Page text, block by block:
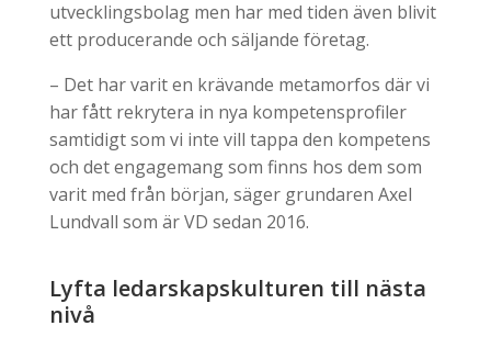
utvecklingsbolag men har med tiden även blivit
ett producerande och säljande företag.
– Det har varit en krävande metamorfos där vi
har fått rekrytera in nya kompetensprofiler
samtidigt som vi inte vill tappa den kompetens
och det engagemang som finns hos dem som
varit med från början, säger grundaren Axel
Lundvall som är VD sedan 2016.
Lyfta ledarskapskulturen till nästa
nivå